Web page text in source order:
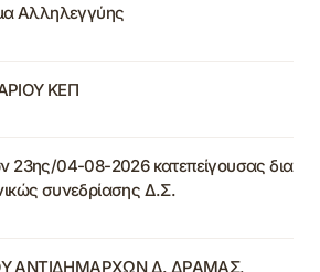
Αλληλεγγύης
ΚΕΠ
23ης/04-08-2026 κατεπείγουσας δια
συνεδρίασης Δ.Σ.
ΑΝΤΙΔΗΜΑΡΧΩΝ Δ. ΔΡΑΜΑΣ,